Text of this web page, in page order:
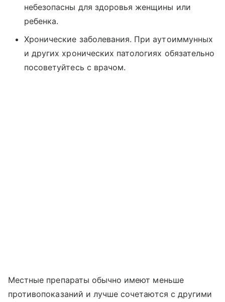
небезопасны для здоровья женщины или
ребенка.
Хронические заболевания. При аутоиммунных
и других хронических патологиях обязательно
посоветуйтесь с врачом.
Местные препараты обычно имеют меньше
противопоказаний и лучше сочетаются с другими